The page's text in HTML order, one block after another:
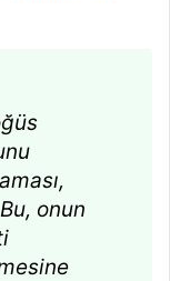
onun